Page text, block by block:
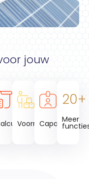
jouw
VoorraadCapaciteit
20+
Meer